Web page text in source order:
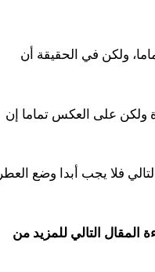
ولكن في الحقيقة أن
ولكن على العكس تماما إن
فلا يجب أبدا وضع العطر
المقال التالي للمزيد من